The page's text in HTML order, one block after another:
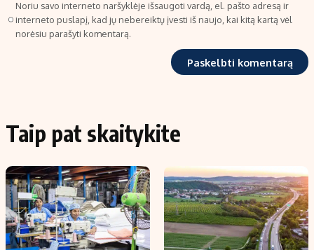
Noriu savo interneto naršyklėje išsaugoti vardą, el. pašto adresą ir
interneto puslapį, kad jų nebereiktų įvesti iš naujo, kai kitą kartą vėl
norėsiu parašyti komentarą.
Taip pat skaitykite